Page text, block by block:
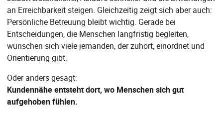
an Erreichbarkeit steigen. Gleichzeitig zeigt sich aber auch:
Persönliche Betreuung bleibt wichtig. Gerade bei
Entscheidungen, die Menschen langfristig begleiten,
wünschen sich viele jemanden, der zuhört, einordnet und
Orientierung gibt.
Oder anders gesagt:
Kundennähe entsteht dort, wo Menschen sich gut
aufgehoben fühlen.